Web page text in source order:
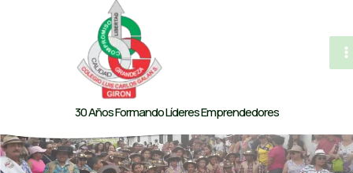
30 Años Formando Líderes Emprendedores